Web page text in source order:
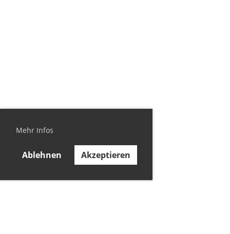
Mehr Infos
Ablehnen Akzeptieren